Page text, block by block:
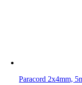
Paracord 2x4mm,